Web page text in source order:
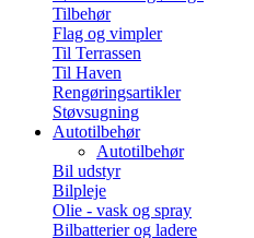
Tilbehør
Flag og vimpler
Til Terrassen
Til Haven
Rengøringsartikler
Støvsugning
Autotilbehør
Autotilbehør
Bil udstyr
Bilpleje
Olie - vask og spray
Bilbatterier og ladere